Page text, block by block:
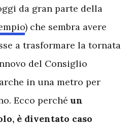
da gran parte della
) che sembra avere
a trasformare la tornata
del Consiglio
in una metro per
Ecco perchéun
è diventato caso